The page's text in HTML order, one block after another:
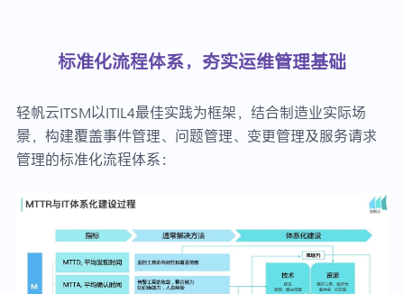
标准化流程体系，夯实运维管理基础
轻帆云ITSM以ITIL4最佳实践为框架，结合制造业实际场
景，构建覆盖事件管理、问题管理、变更管理及服务请求
管理的标准化流程体系：